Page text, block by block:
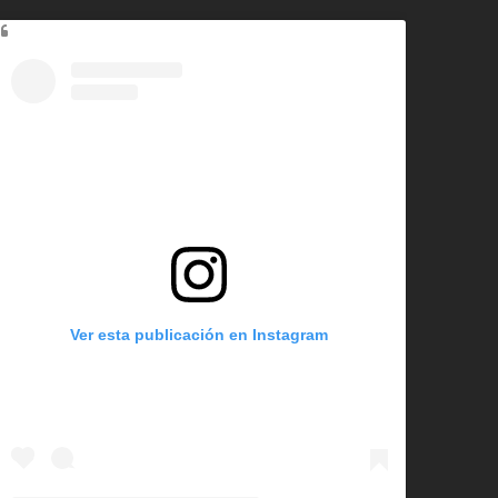
Ver esta publicación en Instagram